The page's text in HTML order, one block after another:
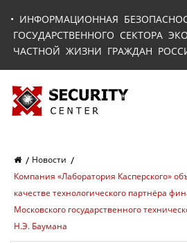
• ИНФОРМАЦИОННАЯ
ГОСУДАРСТВЕННОГО СЕКТОРА
ЧАСТНОЙ ЖИЗНИ ГРАЖДАН
Новости
Компания «Лаборатория Касперского»
качестве технологического партнёра
Московского государственного
Н.Э. Баумана